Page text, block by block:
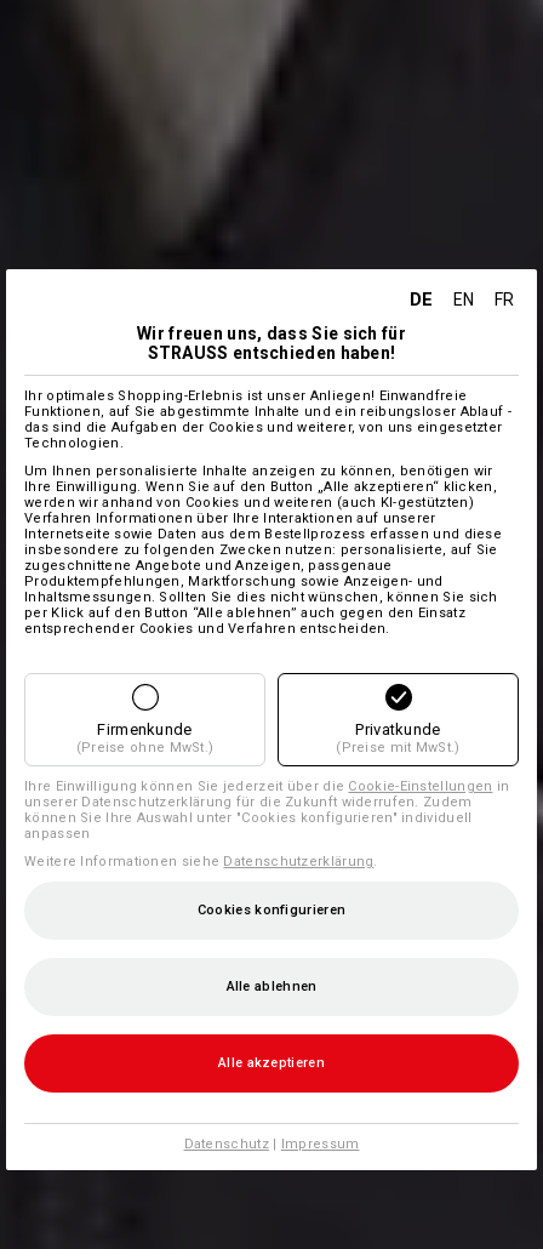
DE EN
FR
Wir freuen uns, dass Sie sich für
STRAUSS entschieden haben!
Ihr optimales Shopping-Erlebnis ist unser Anliegen! Einwandfreie
Funktionen, auf Sie abgestimmte Inhalte und ein reibungsloser Ablauf -
das sind die Aufgaben der Cookies und weiterer, von uns eingesetzter
Technologien.
Um Ihnen personalisierte Inhalte anzeigen zu können, benötigen wir
Ihre Einwilligung. Wenn Sie auf den Button „Alle akzeptieren“ klicken,
werden wir anhand von Cookies und weiteren (auch KI-gestützten)
Verfahren Informationen über Ihre Interaktionen auf unserer
Internetseite sowie Daten aus dem Bestellprozess erfassen und diese
insbesondere zu folgenden Zwecken nutzen: personalisierte, auf Sie
zugeschnittene Angebote und Anzeigen, passgenaue
Produktempfehlungen, Marktforschung sowie Anzeigen- und
Inhaltsmessungen. Sollten Sie dies nicht wünschen, können Sie sich
per Klick auf den Button “Alle ablehnen” auch gegen den Einsatz
entsprechender Cookies und Verfahren entscheiden.
Firmenkunde
(Preise ohne MwSt.)
Privatkunde
(Preise mit MwSt.)
Ihre Einwilligung können Sie jederzeit über die Cookie-Einstellungen in
unserer Datenschutzerklärung für die Zukunft widerrufen. Zudem
können Sie Ihre Auswahl unter "Cookies konfigurieren" individuell
anpassen
Weitere Informationen siehe Datenschutzerklärung.
Cookies konfigurieren
Alle ablehnen
Alle akzeptieren
Datenschutz| Impressum